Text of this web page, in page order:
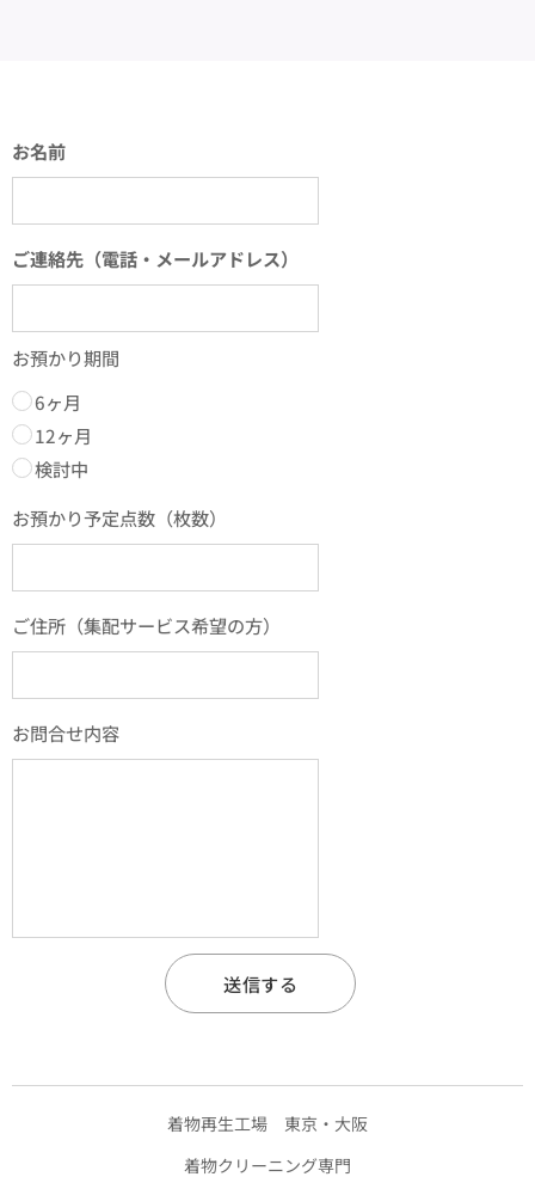
お名前
ご連絡先（電話・メールアドレス）
お預かり期間
6ヶ月
12ヶ月
検討中
お預かり予定点数（枚数）
ご住所（集配サービス希望の方）
お問合せ内容
送信する
着物再生工場 東京・大阪
着物クリーニング専門